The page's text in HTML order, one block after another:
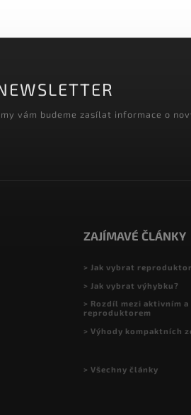
vám budeme zasílat informace o
ZAJÍMAVÉ ČLÁNKY
> Jak vybrat
> Jak vybrat výhybku?
> Rozdíl mezi aktivním a
reproduktorem
> Výhody kompaktních
> Všechny články